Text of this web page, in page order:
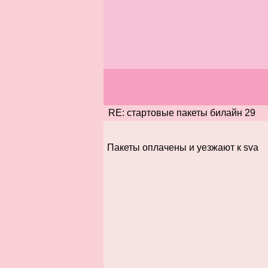
RE: стартовые пакеты билайн 29
Пакеты оплачены и уезжают к sva